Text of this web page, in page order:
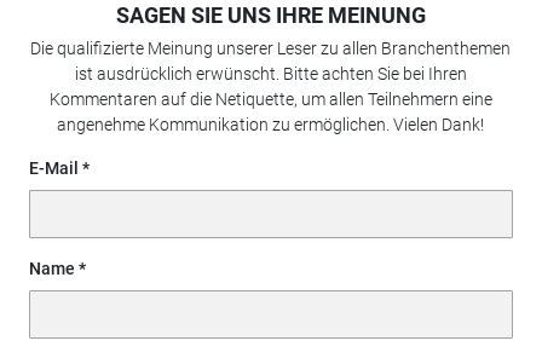
SAGEN SIE UNS IHRE MEINUNG
Die qualifizierte Meinung unserer Leser zu allen Branchenthemen
ist ausdrücklich erwünscht. Bitte achten Sie bei Ihren
Kommentaren auf die Netiquette, um allen Teilnehmern eine
angenehme Kommunikation zu ermöglichen. Vielen Dank!
E-Mail
Name